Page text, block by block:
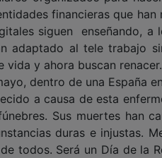
financieras que
siguen enseñando,
adaptado al tele trabajo
vida y ahora buscan renacer.
dentro de una España
a causa de esta
Sus muertes han
duras e injustas.
todos. Será un Día de la